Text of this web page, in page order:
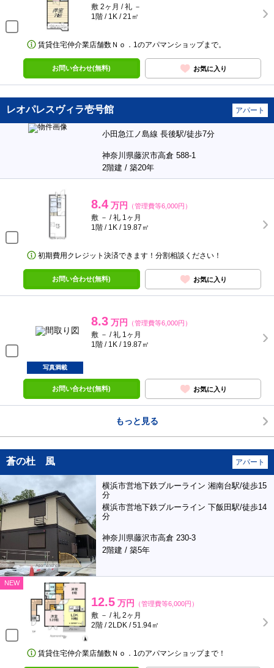
敷 2ヶ月 / 礼 －
1階 / 1K / 21㎡
賃貸住宅仲介業店舗数Ｎｏ．1のアパマンショップまで。
お問い合わせ(無料) お気に入り
レオパレスヴィラ壱号館 アパート
小田急江ノ島線 長後駅/徒歩7分
神奈川県藤沢市高倉 588-1
2階建 / 築20年
8.4 万円 （管理費等6,000円）
敷 － / 礼 1ヶ月
1階 / 1K / 19.87㎡
初期費用クレジット決済できます！分割相談ください！
お問い合わせ(無料) お気に入り
8.3 万円 （管理費等6,000円）
敷 － / 礼 1ヶ月
1階 / 1K / 19.87㎡
写真満載
お問い合わせ(無料) お気に入り
もっと見る
蒼の杜 風 アパート
横浜市営地下鉄ブルーライン 湘南台駅/徒歩15
分
横浜市営地下鉄ブルーライン 下飯田駅/徒歩14
分
神奈川県藤沢市高倉 230-3
2階建 / 築5年
NEW
12.5 万円 （管理費等6,000円）
敷 － / 礼 2ヶ月
2階 / 2LDK / 51.94㎡
賃貸住宅仲介業店舗数Ｎｏ．1のアパマンショップまで！